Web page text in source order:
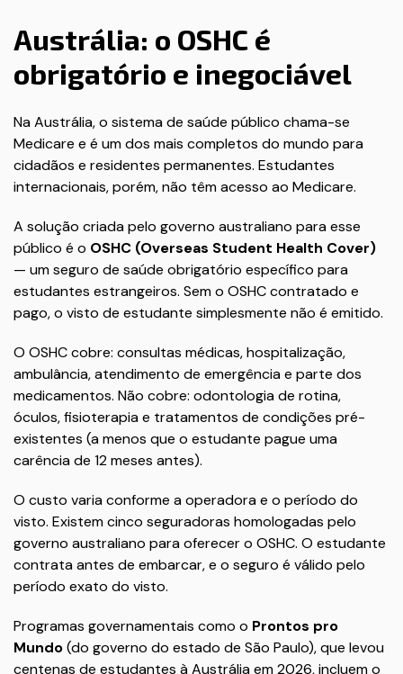
Austrália: o OSHC é
obrigatório e inegociável
Na Austrália, o sistema de saúde público chama-se
Medicare e é um dos mais completos do mundo para
cidadãos e residentes permanentes. Estudantes
internacionais, porém, não têm acesso ao Medicare.
A solução criada pelo governo australiano para esse
público é o OSHC (Overseas Student Health Cover)
— um seguro de saúde obrigatório específico para
estudantes estrangeiros. Sem o OSHC contratado e
pago, o visto de estudante simplesmente não é emitido.
O OSHC cobre: consultas médicas, hospitalização,
ambulância, atendimento de emergência e parte dos
medicamentos. Não cobre: odontologia de rotina,
óculos, fisioterapia e tratamentos de condições pré-
existentes (a menos que o estudante pague uma
carência de 12 meses antes).
O custo varia conforme a operadora e o período do
visto. Existem cinco seguradoras homologadas pelo
governo australiano para oferecer o OSHC. O estudante
contrata antes de embarcar, e o seguro é válido pelo
período exato do visto.
Programas governamentais como o Prontos pro
Mundo(do governo do estado de São Paulo), que levou
centenas de estudantes à Austrália em 2026, incluem o